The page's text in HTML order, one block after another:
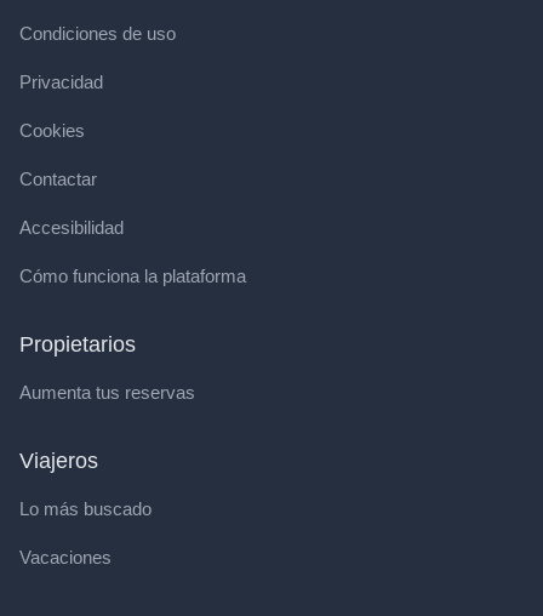
Condiciones de uso
Privacidad
Cookies
Contactar
Accesibilidad
Cómo funciona la plataforma
Propietarios
Aumenta tus reservas
Viajeros
Lo más buscado
Vacaciones